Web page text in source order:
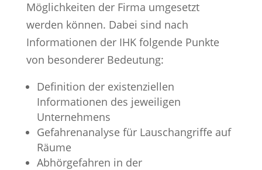
Möglichkeiten der Firma umgesetzt
werden können. Dabei sind nach
Informationen der IHK folgende Punkte
von besonderer Bedeutung:
Definition der existenziellen
Informationen des jeweiligen
Unternehmens
Gefahrenanalyse für Lauschangriffe auf
Räume
Abhörgefahren in der